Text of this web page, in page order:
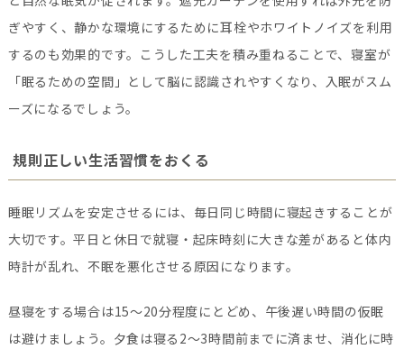
ぎやすく、静かな環境にするために耳栓やホワイトノイズを利用
するのも効果的です。こうした工夫を積み重ねることで、寝室が
「眠るための空間」として脳に認識されやすくなり、入眠がスム
ーズになるでしょう。
規則正しい生活習慣をおくる
睡眠リズムを安定させるには、毎日同じ時間に寝起きすることが
大切です。平日と休日で就寝・起床時刻に大きな差があると体内
時計が乱れ、不眠を悪化させる原因になります。
昼寝をする場合は15〜20分程度にとどめ、午後遅い時間の仮眠
は避けましょう。夕食は寝る2〜3時間前までに済ませ、消化に時